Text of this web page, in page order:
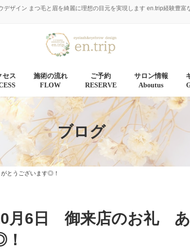
ザイン まつ毛と眉を綺麗に理想の目元を実現します en.trip経験豊
セス
施術の流れ
FLOW
ご予約
RESERVE
サロン情報
Aboutus
ブログ
とうございます◎！
月6日 御来店のお礼 あ